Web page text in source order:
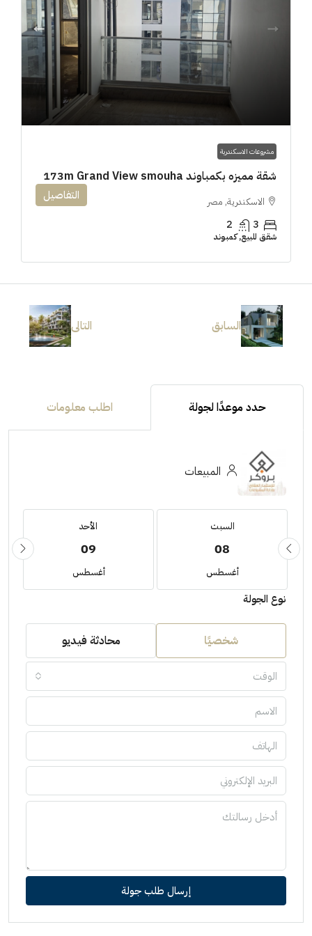
مشروعات الاسكندرية
شقة مميزه بكمباوند 173m Grand View smouha
الاسكندرية, مصر
3
2
شقق للبيع, كمبوند
التفاصيل
السابق التالى
حدد موعدًا لجولة اطلب معلومات
المبيعات
السبت
08
أغسطس
الأحد
09
أغسطس
نوع الجولة
شخصيًا محادثة فيديو
الوقت
إرسال طلب جولة